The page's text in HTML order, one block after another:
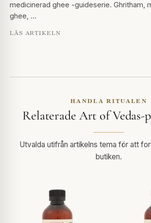
medicinerad ghee -guideserie. Ghritham,
ghee, …
LÄS ARTIKELN
HANDLA RITUALEN
Relaterade Art of Vedas-
Utvalda utifrån artikelns tema för att
butiken.